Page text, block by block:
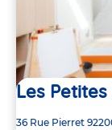
Les
Adresse
36 Rue Pierret